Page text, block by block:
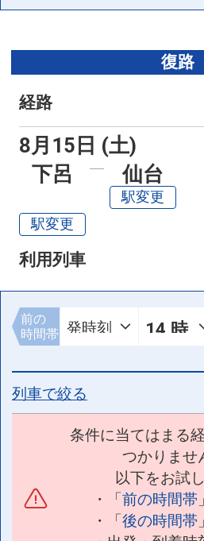
復路
経路
8月15日 (土)
下呂
駅変更
仙台
駅変更
利用列車
前の
時間帯
列車で絞る
条件に当てはまる
つかりませ
以下をお試
・「前の時間帯
・「後の時間帯